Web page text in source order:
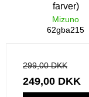
farver)
Mizuno
62gba215
299,00 DKK
249,00 DKK